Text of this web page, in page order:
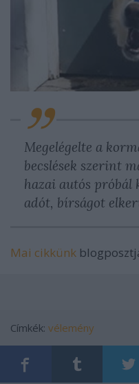
Megelégelte a
becslések szerint
hazai autós
adót, bírságot
Mai cikkünk
Címkék: vélemény